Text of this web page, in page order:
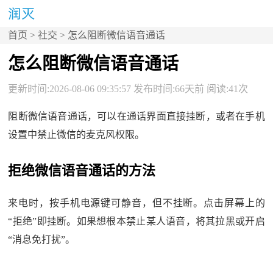
首页 >社交 > 怎么阻断微信语音通话
怎么阻断微信语音通话
更新时间:2026-08-06 09:35:57 发布时间:66天前 阅读:41次
阻断微信语音通话，可以在通话界面直接挂断，或者在手机
设置中禁止微信的麦克风权限。
拒绝微信语音通话的方法
来电时，按手机电源键可静音，但不挂断。点击屏幕上的
“拒绝”即挂断。如果想根本禁止某人语音，将其拉黑或开启
“消息免打扰”。